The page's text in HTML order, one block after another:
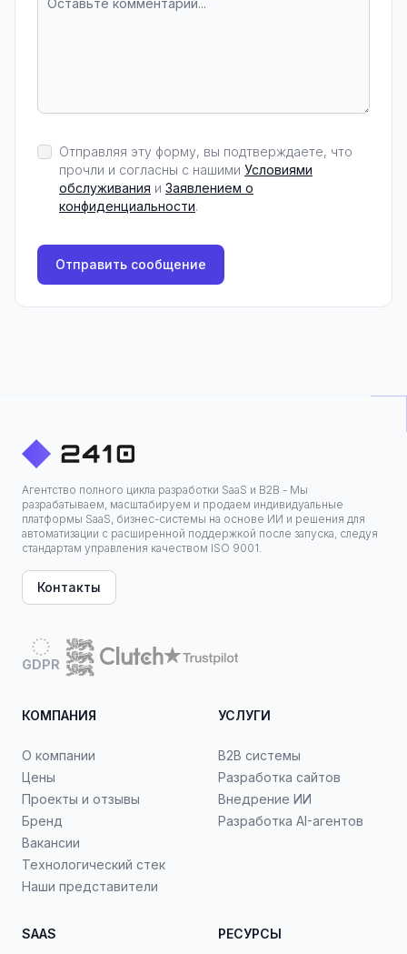
Отправляя эту форму, вы подтверждаете, что
прочли и согласны с нашими Условиями
обслуживания и Заявлением о
конфиденциальности.
Отправить сообщение
Агентство полного цикла разработки SaaS и B2B - Мы
разрабатываем, масштабируем и продаем индивидуальные
платформы SaaS, бизнес-системы на основе ИИ и решения для
автоматизации с расширенной поддержкой после запуска, следуя
стандартам управления качеством ISO 9001.
Контакты
GDPR
КОМПАНИЯ
О компании
Цены
Проекты и отзывы
Бренд
Вакансии
Технологический стек
Наши представители
УСЛУГИ
B2B системы
Разработка сайтов
Внедрение ИИ
Разработка AI-агентов
SAAS РЕСУРСЫ